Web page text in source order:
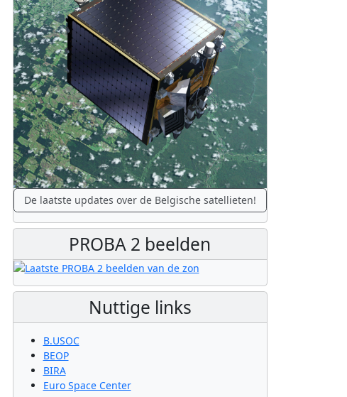
De laatste updates over de Belgische satellieten!
PROBA 2 beelden
Nuttige links
B.USOC
BEOP
BIRA
Euro Space Center